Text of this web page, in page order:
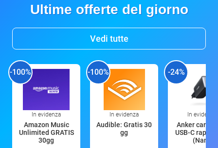
Ultime offerte del giorno
Vedi tutte
-100%
In evidenza
Amazon Music
Unlimited GRATIS
30gg
-100%
In evidenza
Audible: Gratis 30
gg
-24%
In evidenza
Anker
USB-C rapido
(Nano